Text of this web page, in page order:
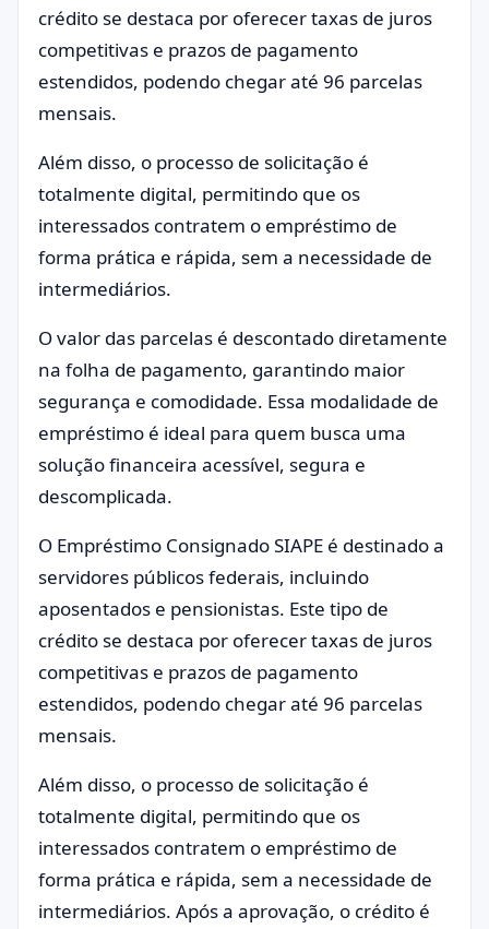
crédito se destaca por oferecer taxas de juros
competitivas e prazos de pagamento
estendidos, podendo chegar até 96 parcelas
mensais.
Além disso, o processo de solicitação é
totalmente digital, permitindo que os
interessados contratem o empréstimo de
forma prática e rápida, sem a necessidade de
intermediários.
O valor das parcelas é descontado diretamente
na folha de pagamento, garantindo maior
segurança e comodidade. Essa modalidade de
empréstimo é ideal para quem busca uma
solução financeira acessível, segura e
descomplicada.
O Empréstimo Consignado SIAPE é destinado a
servidores públicos federais, incluindo
aposentados e pensionistas. Este tipo de
crédito se destaca por oferecer taxas de juros
competitivas e prazos de pagamento
estendidos, podendo chegar até 96 parcelas
mensais.
Além disso, o processo de solicitação é
totalmente digital, permitindo que os
interessados contratem o empréstimo de
forma prática e rápida, sem a necessidade de
intermediários. Após a aprovação, o crédito é